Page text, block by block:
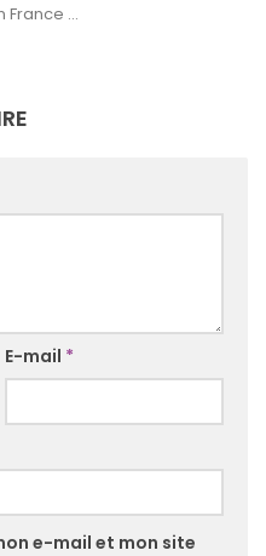
France …
E-mail *
e-mail et mon site